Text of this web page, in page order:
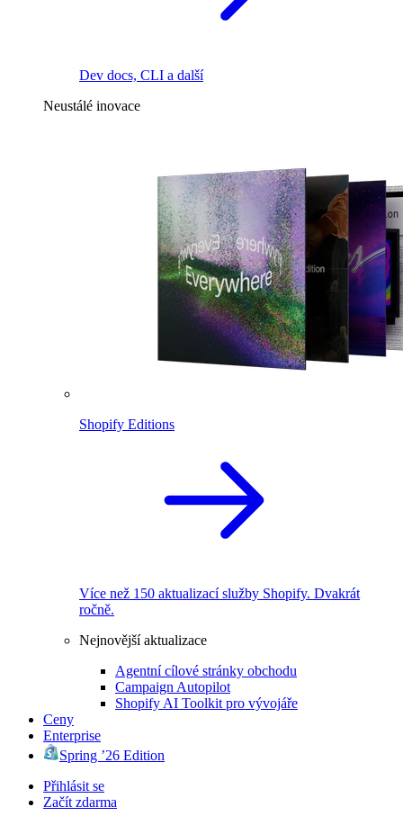
Dev docs, CLI a další
Neustálé inovace
Shopify Editions
Více než 150 aktualizací služby Shopify. Dvakrát
ročně.
Nejnovější aktualizace
Agentní cílové stránky obchodu
Campaign Autopilot
Shopify AI Toolkit pro vývojáře
Ceny
Enterprise
Spring ’26 Edition
Přihlásit se
Začít zdarma